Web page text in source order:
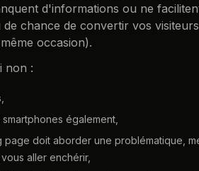
d'informations ou ne
chance de convertir vos
occasion).
non :
également,
doit aborder une problématique,
aller enchérir,